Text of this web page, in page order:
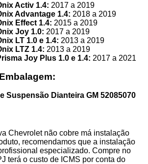
Activ 1.4: 2017 a 2019
Advantage 1.4: 2018 a 2019
Effect 1.4: 2015 a 2019
Joy 1.0: 2017 a 2019
LT 1.0 e 1.4: 2013 a 2019
LTZ 1.4: 2013 a 2019
Joy Plus 1.0 e 1.4: 2017 a 2021
Suspensão Dianteira GM 52085070
Chevrolet não cobre má instalação
recomendamos que a instalação
especializado. Compre no
terá o custo de ICMS por conta do